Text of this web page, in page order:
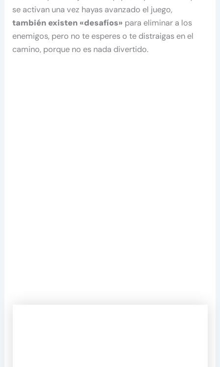
se activan una vez hayas avanzado el juego,
también existen «desafíos» para eliminar a los
enemigos, pero no te esperes o te distraigas en el
camino, porque no es nada divertido.